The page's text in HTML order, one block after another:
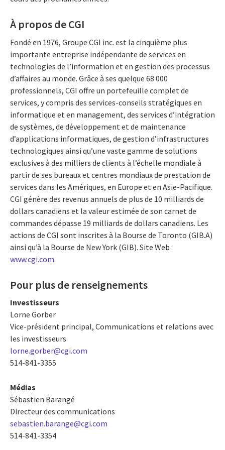
À propos de CGI
Fondé en 1976, Groupe CGI inc. est la cinquième plus
importante entreprise indépendante de services en
technologies de l’information et en gestion des processus
d’affaires au monde. Grâce à ses quelque 68 000
professionnels, CGI offre un portefeuille complet de
services, y compris des services-conseils stratégiques en
informatique et en management, des services d’intégration
de systèmes, de développement et de maintenance
d’applications informatiques, de gestion d’infrastructures
technologiques ainsi qu’une vaste gamme de solutions
exclusives à des milliers de clients à l’échelle mondiale à
partir de ses bureaux et centres mondiaux de prestation de
services dans les Amériques, en Europe et en Asie-Pacifique.
CGI génère des revenus annuels de plus de 10 milliards de
dollars canadiens et la valeur estimée de son carnet de
commandes dépasse 19 milliards de dollars canadiens. Les
actions de CGI sont inscrites à la Bourse de Toronto (GIB.A)
ainsi qu’à la Bourse de New York (GIB). Site Web :
www.cgi.com.
Pour plus de renseignements
Investisseurs
Lorne Gorber
Vice-président principal, Communications et relations avec
les investisseurs
lorne.gorber@cgi.com
514-841-3355
Médias
Sébastien Barangé
Directeur des communications
sebastien.barange@cgi.com
514-841-3354